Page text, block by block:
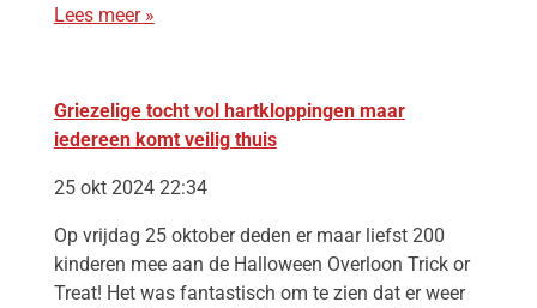
Lees meer »
Griezelige tocht vol hartkloppingen maar
iedereen komt veilig thuis
25 okt 2024 22:34
Op vrijdag 25 oktober deden er maar liefst 200
kinderen mee aan de Halloween Overloon Trick or
Treat! Het was fantastisch om te zien dat er weer